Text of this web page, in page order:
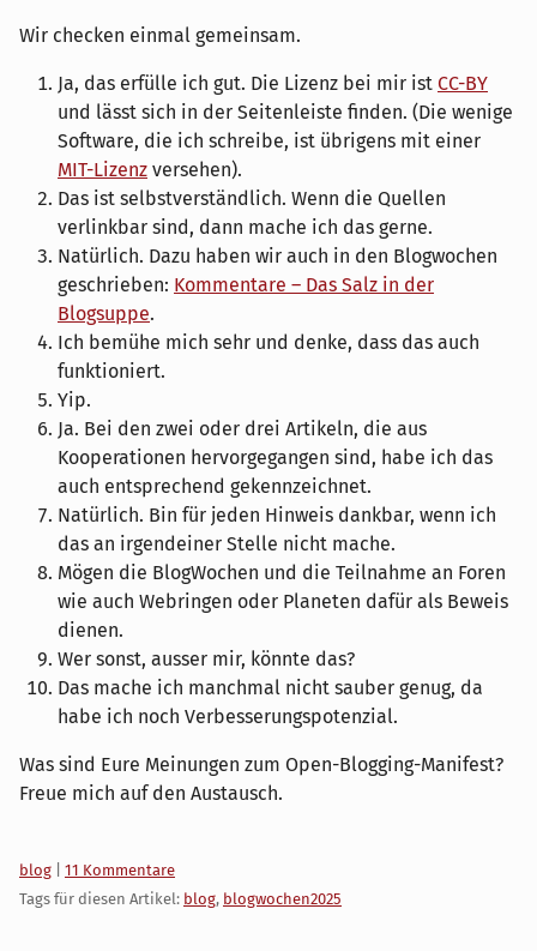
Wir checken einmal gemeinsam.
Ja, das erfülle ich gut. Die Lizenz bei mir ist CC-BY
und lässt sich in der Seitenleiste finden. (Die wenige
Software, die ich schreibe, ist übrigens mit einer
MIT-Lizenz versehen).
Das ist selbstverständlich. Wenn die Quellen
verlinkbar sind, dann mache ich das gerne.
Natürlich. Dazu haben wir auch in den Blogwochen
geschrieben: Kommentare – Das Salz in der
Blogsuppe.
Ich bemühe mich sehr und denke, dass das auch
funktioniert.
Yip.
Ja. Bei den zwei oder drei Artikeln, die aus
Kooperationen hervorgegangen sind, habe ich das
auch entsprechend gekennzeichnet.
Natürlich. Bin für jeden Hinweis dankbar, wenn ich
das an irgendeiner Stelle nicht mache.
Mögen die BlogWochen und die Teilnahme an Foren
wie auch Webringen oder Planeten dafür als Beweis
dienen.
Wer sonst, ausser mir, könnte das?
Das mache ich manchmal nicht sauber genug, da
habe ich noch Verbesserungspotenzial.
Was sind Eure Meinungen zum Open-Blogging-Manifest?
Freue mich auf den Austausch.
Kategorien:
blog
11 Kommentare
Tags für diesen Artikel: blog, blogwochen2025